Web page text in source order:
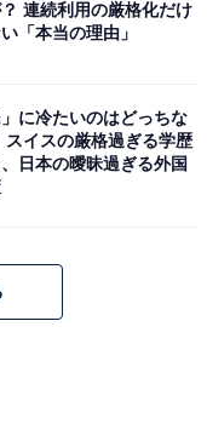
たが、こんな名門
女性／神奈川
時からデビューし
性／富山県）など
ール
連続利用の厳格化だけ
「本当の理由」
」に冷たいのはどっちな
スイスの厳格過ぎる学歴
日本の曖昧過ぎる外国